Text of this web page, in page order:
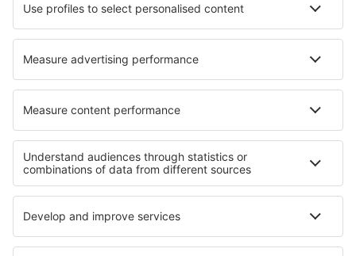
Hotels in High Peak
Hotels in Bavarian Alps Hotels in Saksisch-Zwitserland
Hotels in Franconian Switzerland
Hotels in Denali National Park Hotels Macha Area
Hotels op Formentera Hotels in Lorraine
Hotels in Jackson